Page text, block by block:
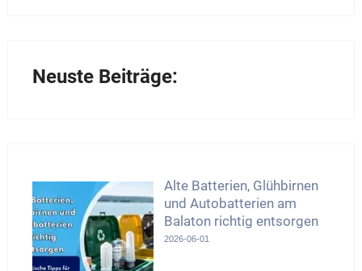
Neuste Beiträge:
Alte Batterien, Glühbirnen
und Autobatterien am
Balaton richtig entsorgen
2026-06-01